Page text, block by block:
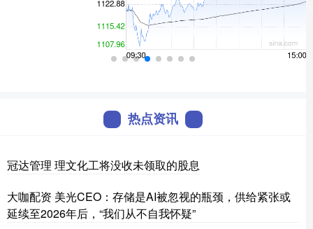
热点资讯
冠达管理 理文化工将没收未领取的股息
大咖配资 美光CEO：存储是AI被忽视的瓶颈，供给紧张或
延续至2026年后，“我们从不自我怀疑”